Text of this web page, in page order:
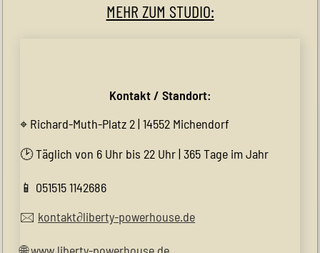
MEHR ZUM STUDIO:
Kontakt / Standort:
⌖ Richard-Muth-Platz 2 | 14552 Michendorf
🕑 Täglich von 6 Uhr bis 22 Uhr | 365 Tage im Jahr
📱 051515 1142686
🖂 kontakt∂liberty-powerhouse.de